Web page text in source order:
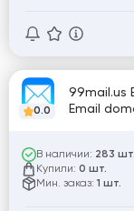
0.0
99mail.us
Email
В наличии: 283 шт.
Купили: 0 шт.
Мин. заказ: 1 шт.